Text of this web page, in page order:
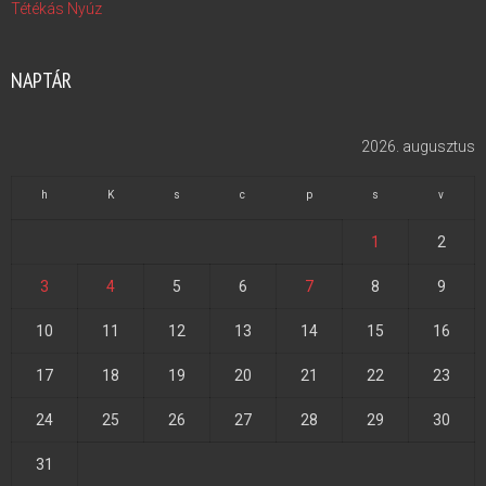
Tétékás Nyúz
NAPTÁR
2026. augusztus
h K s c p s v
1 2
3 4 5 6 7 8 9
10 11 12 13 14 15 16
17 18 19 20 21 22 23
24 25 26 27 28 29 30
31